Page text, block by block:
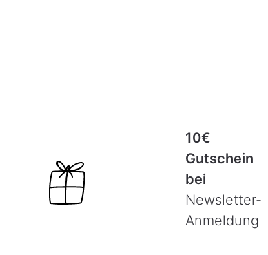
10€
Gutschein
bei
Newsletter-
Anmeldung